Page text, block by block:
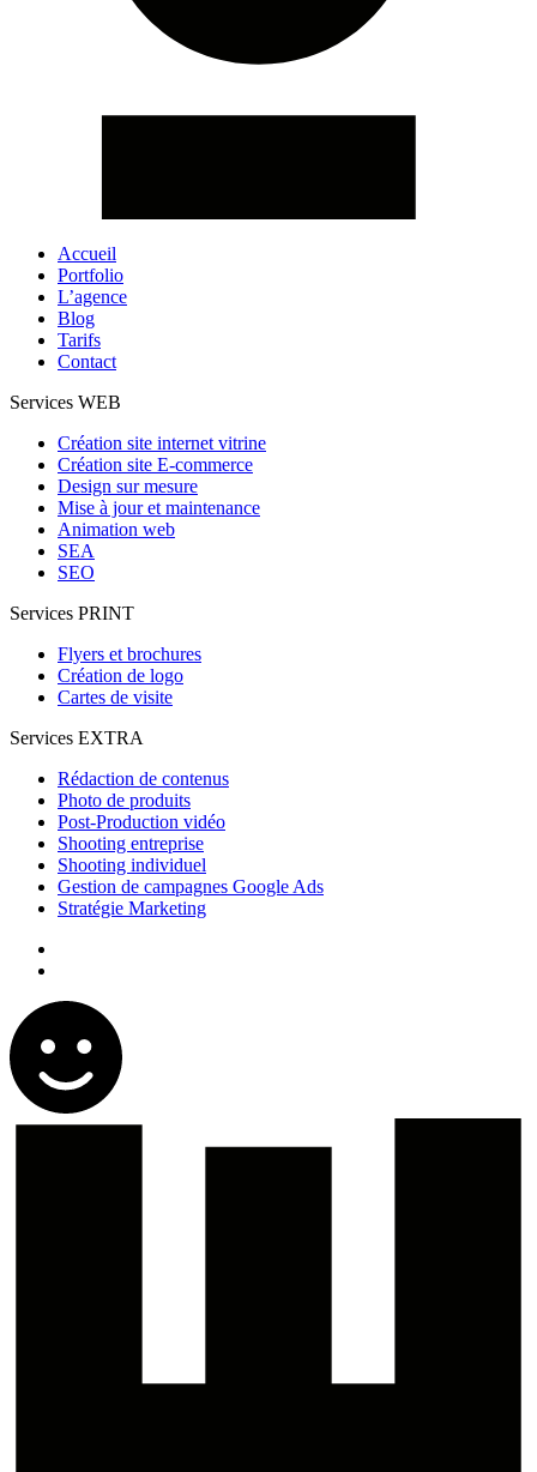
Accueil
Portfolio
L’agence
Blog
Tarifs
Contact
Services WEB
Création site internet vitrine
Création site E-commerce
Design sur mesure
Mise à jour et maintenance
Animation web
SEA
SEO
Services PRINT
Flyers et brochures
Création de logo
Cartes de visite
Services EXTRA
Rédaction de contenus
Photo de produits
Post-Production vidéo
Shooting entreprise
Shooting individuel
Gestion de campagnes Google Ads
Stratégie Marketing